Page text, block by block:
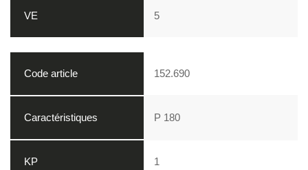
5
152.690
P 180
1